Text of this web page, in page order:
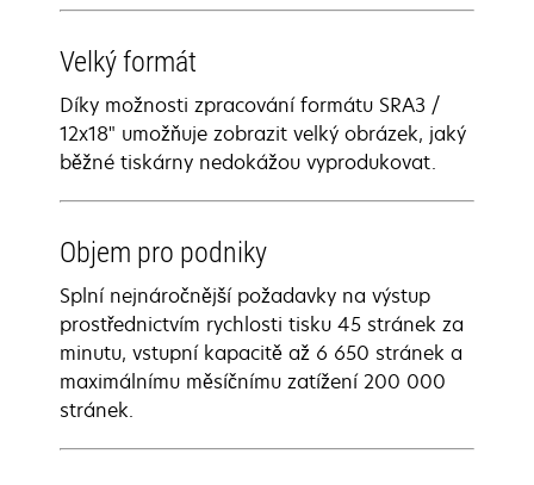
Velký formát
Díky možnosti zpracování formátu SRA3 /
12x18" umožňuje zobrazit velký obrázek, jaký
běžné tiskárny nedokážou vyprodukovat.
Objem pro podniky
Splní nejnáročnější požadavky na výstup
prostřednictvím rychlosti tisku 45 stránek za
minutu, vstupní kapacitě až 6 650 stránek a
maximálnímu měsíčnímu zatížení 200 000
stránek.